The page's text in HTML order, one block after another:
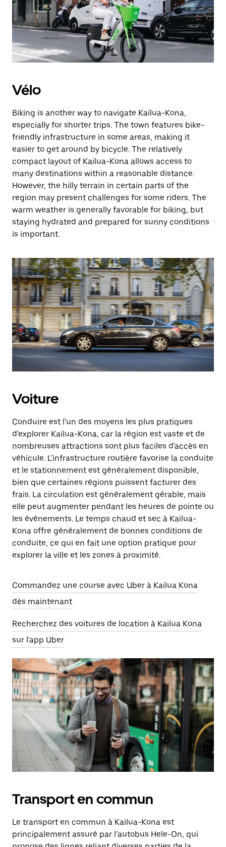
Vélo
Biking is another way to navigate Kailua-Kona,
especially for shorter trips. The town features bike-
friendly infrastructure in some areas, making it
easier to get around by bicycle. The relatively
compact layout of Kailua-Kona allows access to
many destinations within a reasonable distance.
However, the hilly terrain in certain parts of the
region may present challenges for some riders. The
warm weather is generally favorable for biking, but
staying hydrated and prepared for sunny conditions
is important.
Voiture
Conduire est l'un des moyens les plus pratiques
d'explorer Kailua-Kona, car la région est vaste et de
nombreuses attractions sont plus faciles d'accès en
véhicule. L'infrastructure routière favorise la conduite
et le stationnement est généralement disponible,
bien que certaines régions puissent facturer des
frais. La circulation est généralement gérable, mais
elle peut augmenter pendant les heures de pointe ou
les événements. Le temps chaud et sec à Kailua-
Kona offre généralement de bonnes conditions de
conduite, ce qui en fait une option pratique pour
explorer la ville et les zones à proximité.
Commandez une course avec Uber à Kailua Kona
dès maintenant
Recherchez des voitures de location à Kailua Kona
sur l'app Uber
Transport en commun
Le transport en commun à Kailua-Kona est
principalement assuré par l’autobus Hele-On, qui